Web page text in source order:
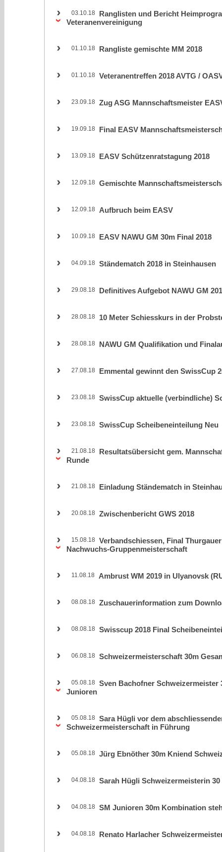
03.10.18
Ranglisten und Bericht
Veteranenvereinigung
01.10.18 Rangliste gemischte MM 2018
01.10.18 Veteranentreffen 2018 AVTG /
23.09.18 Zug ASG Mannschaftsmeister
19.09.18 Final EASV
13.09.18 EASV Schützenratstagung 2018
12.09.18 Gemischte
12.09.18 Aufbruch beim EASV
10.09.18 EASV NAWU GM 30m Final 2018
04.09.18 Ständematch 2018 in Steinhausen
29.08.18 Definitives Aufgebot NAWU GM
28.08.18 10 Meter Schiesskurs in der
28.08.18 NAWU GM Qualifikation und
27.08.18 Emmental gewinnt den SwissCup
23.08.18 SwissCup aktuelle (verbindliche)
23.08.18 SwissCup Scheibeneinteilung Neu
21.08.18
Resultatsübersicht gem.
Runde
21.08.18 Einladung Ständematch in
20.08.18 Zwischenbericht GWS 2018
15.08.18
Verbandschiessen, Final
Nachwuchs-Gruppenmeisterschaft
11.08.18 Ambrust WM 2019 in Ulyanovsk
08.08.18 Zuschauerinformation zum
08.08.18 Swisscup 2018 Final
06.08.18 Schweizermeisterschaft 30m
05.08.18
Sven Bachofner Schweizermeister
Junioren
05.08.18
Sara Hügli vor dem
Schweizermeisterschaft in Führung
05.08.18 Jürg Ebnöther 30m Kniend
04.08.18 Sarah Hügli Schweizermeisterin
04.08.18 SM Junioren 30m Kombination
04.08.18 Renato Harlacher